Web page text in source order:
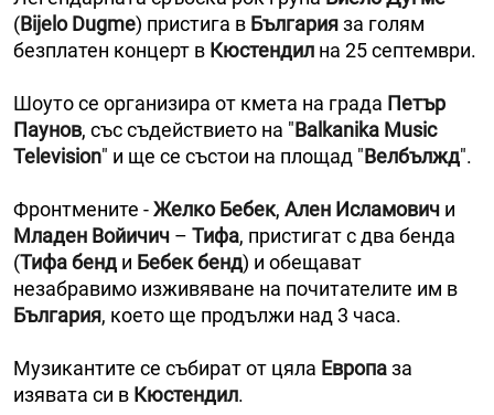
(Bijelo Dugme) пристига в Българияза голям
безплатен концерт в Кюстендил на 25 септември.
Шоуто се организира от кмета на града Петър
Паунов, със съдействието на "Balkanika Music
Television" и ще се състои на площад "Велбължд".
Фронтмените -Желко Бебек, Ален Исламович и
Младен Войичич – Тифа, пристигат с два бенда
(Тифа бенд и Бебек бенд) и обещават
незабравимо изживяване на почитателите им в
България, което ще продължи над 3 часа.
Музикантите се събират от цяла Европаза
изявата си в Кюстендил.